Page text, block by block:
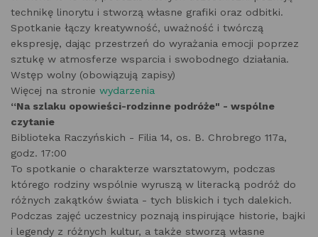
technikę linorytu i stworzą własne grafiki oraz odbitki.
Spotkanie łączy kreatywność, uważność i twórczą
ekspresję, dając przestrzeń do wyrażania emocji poprzez
sztukę w atmosferze wsparcia i swobodnego działania.
Wstęp wolny (obowiązują zapisy)
Więcej na stronie wydarzenia
“Na szlaku opowieści-rodzinne podróże" - wspólne
czytanie
Biblioteka Raczyńskich - Filia 14, os. B. Chrobrego 117a,
godz. 17:00
To spotkanie o charakterze warsztatowym, podczas
którego rodziny wspólnie wyruszą w literacką podróż do
różnych zakątków świata - tych bliskich i tych dalekich.
Podczas zajęć uczestnicy poznają inspirujące historie, bajki
i legendy z różnych kultur, a także stworzą własne